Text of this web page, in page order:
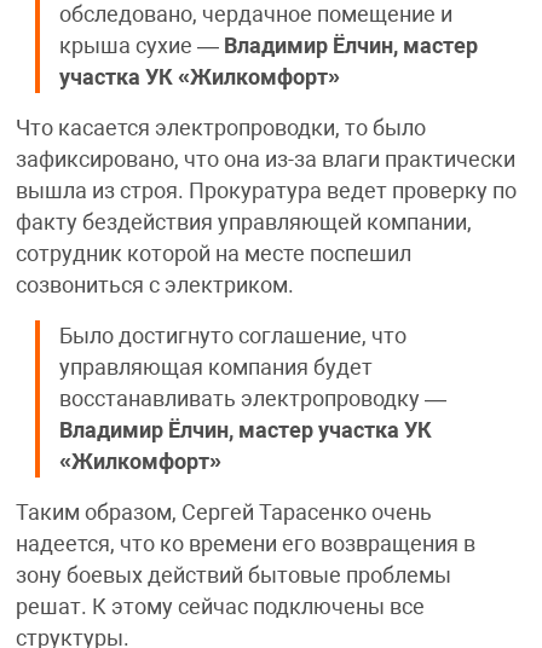
обследовано, чердачное помещение и
крыша сухие — Владимир Ёлчин, мастер
участка УК «Жилкомфорт»
Что касается электропроводки, то было
зафиксировано, что она из-за влаги практически
вышла из строя. Прокуратура ведет проверку по
факту бездействия управляющей компании,
сотрудник которой на месте поспешил
созвониться с электриком.
Было достигнуто соглашение, что
управляющая компания будет
восстанавливать электропроводку —
Владимир Ёлчин, мастер участка УК
«Жилкомфорт»
Таким образом, Сергей Тарасенко очень
надеется, что ко времени его возвращения в
зону боевых действий бытовые проблемы
решат. К этому сейчас подключены все
структуры.